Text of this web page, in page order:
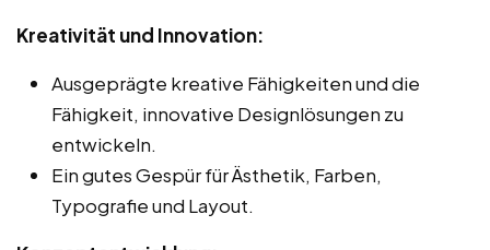
Kreativität und Innovation:
Ausgeprägte kreative Fähigkeiten und die
Fähigkeit, innovative Designlösungen zu
entwickeln.
Ein gutes Gespür für Ästhetik, Farben,
Typografie und Layout.